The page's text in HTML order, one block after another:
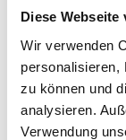
Diese Webseite
Wir verwenden
personalisieren,
zu können und
analysieren.
Verwendung